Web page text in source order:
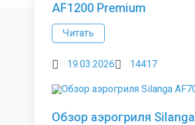
AF1200 Premium
Читать
19.03.2026 14417
Обзор аэрогриля Silanga